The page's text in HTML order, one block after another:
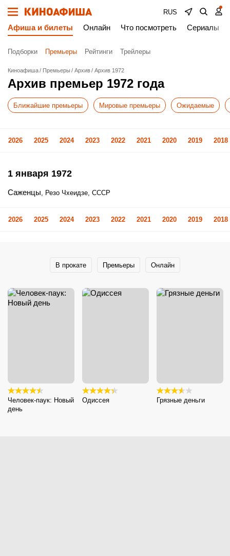
RUS
Афиша и билеты Онлайн Что посмотреть Сериалы
Подборки Премьеры Рейтинги Трейлеры
Киноафиша Премьеры Архив Архив 1972
Архив премьер 1972 года
Ближайшие премьеры Мировые премьеры Ожидаемые
2026 2025 2024 2023 2022 2021 2020 2019 2018
1 января 1972
Саженцы, Резо Чхеидзе, СССР
2026 2025 2024 2023 2022 2021 2020 2019 2018
В прокате Премьеры Онлайн
Человек-паук: Новый
день
Одиссея Грязные деньги